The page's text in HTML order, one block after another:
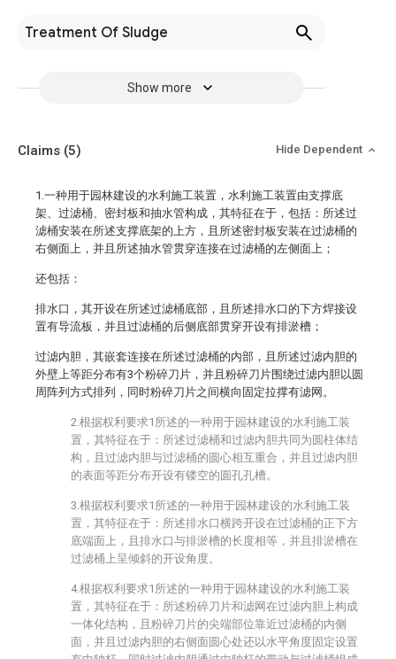
Treatment Of Sludge
Show more
Claims (5) Hide Dependent
1.一种用于园林建设的水利施工装置，水利施工装置由支撑底
架、过滤桶、密封板和抽水管构成，其特征在于，包括：所述过
滤桶安装在所述支撑底架的上方，且所述密封板安装在过滤桶的
右侧面上，并且所述抽水管贯穿连接在过滤桶的左侧面上；
还包括：
排水口，其开设在所述过滤桶底部，且所述排水口的下方焊接设
置有导流板，并且过滤桶的后侧底部贯穿开设有排淤槽；
过滤内胆，其嵌套连接在所述过滤桶的内部，且所述过滤内胆的
外壁上等距分布有3个粉碎刀片，并且粉碎刀片围绕过滤内胆以圆
周阵列方式排列，同时粉碎刀片之间横向固定拉撑有滤网。
2.根据权利要求1所述的一种用于园林建设的水利施工装
置，其特征在于：所述过滤桶和过滤内胆共同为圆柱体结
构，且过滤内胆与过滤桶的圆心相互重合，并且过滤内胆
的表面等距分布开设有镂空的圆孔孔槽。
3.根据权利要求1所述的一种用于园林建设的水利施工装
置，其特征在于：所述排水口横跨开设在过滤桶的正下方
底端面上，且排水口与排淤槽的长度相等，并且排淤槽在
过滤桶上呈倾斜的开设角度。
4.根据权利要求1所述的一种用于园林建设的水利施工装
置，其特征在于：所述粉碎刀片和滤网在过滤内胆上构成
一体化结构，且粉碎刀片的尖端部位靠近过滤桶的内侧
面，并且过滤内胆的右侧面圆心处还以水平角度固定设置